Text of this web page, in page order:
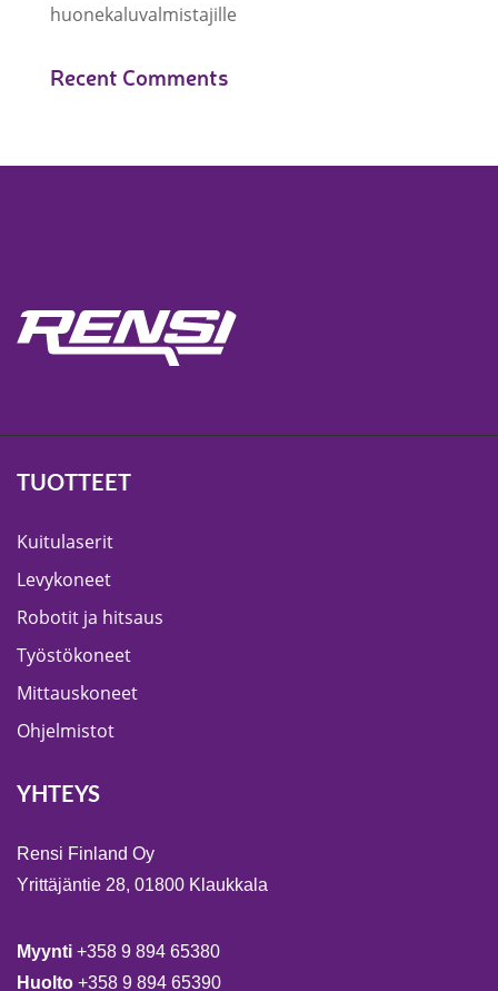
huonekaluvalmistajille
Recent Comments
TUOTTEET
Kuitulaserit
Levykoneet
Robotit ja hitsaus
Työstökoneet
Mittauskoneet
Ohjelmistot
YHTEYS
Rensi Finland Oy
Yrittäjäntie 28, 01800 Klaukkala
Myynti +358 9 894 65380
Huolto +358 9 894 65390